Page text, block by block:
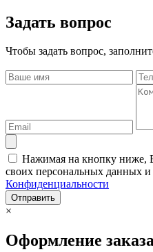
Задать вопрос
Чтобы задать вопрос,
Нажимая на кнопку ниже,
своих персональных данных и
Конфиденциальности
Отправить
×
Оформление